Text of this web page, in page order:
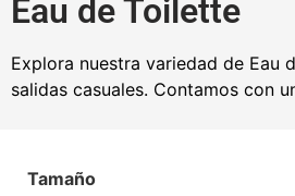
Eau de Toilette
Explora nuestra variedad de Eau
salidas casuales. Contamos con
Tamaño